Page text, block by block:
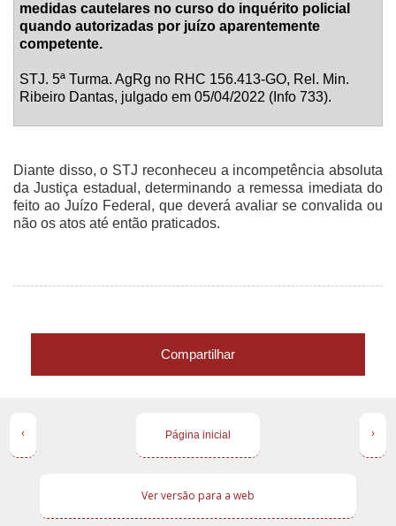
medidas cautelares no curso do inquérito policial
quando autorizadas por juízo aparentemente
competente.
STJ. 5ª Turma. AgRg no RHC 156.413-GO, Rel. Min.
Ribeiro Dantas, julgado em 05/04/2022 (Info 733).
Diante disso, o STJ reconheceu a incompetência absoluta
da Justiça estadual, determinando a remessa imediata do
feito ao Juízo Federal, que deverá avaliar se convalida ou
não os atos até então praticados.
Compartilhar
‹ ›
Página inicial
Ver versão para a web